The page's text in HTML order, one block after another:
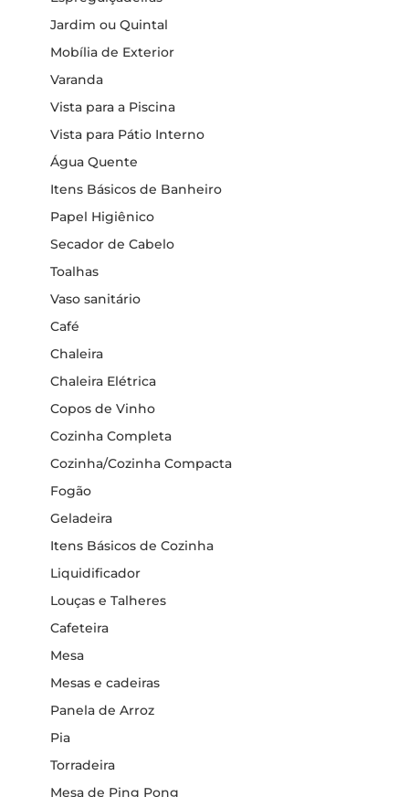
Jardim ou Quintal
Mobília de Exterior
Varanda
Vista para a Piscina
Vista para Pátio Interno
Água Quente
Itens Básicos de Banheiro
Papel Higiênico
Secador de Cabelo
Toalhas
Vaso sanitário
Café
Chaleira
Chaleira Elétrica
Copos de Vinho
Cozinha Completa
Cozinha/Cozinha Compacta
Fogão
Geladeira
Itens Básicos de Cozinha
Liquidificador
Louças e Talheres
Cafeteira
Mesa
Mesas e cadeiras
Panela de Arroz
Pia
Torradeira
Mesa de Ping Pong